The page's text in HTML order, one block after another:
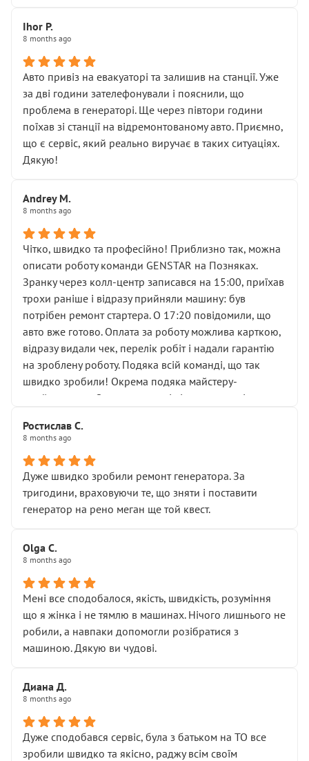
Далі ситуація тільки погіршилась:
• сказали, що тепер “потрібно знімати колеса”
• що біля авто стояти вже не можна
• почали озвучувати купу додаткових робіт без
чіткого пояснення
( ну все зняли та доробили) дякую!
Окремий момент, який виглядає абсурдно:
мені заявили, що бачок гальмівної рідини потрібно
міняти разом із головним гальмівним циліндром у
Для людини, яка хоча б трохи розуміється на техніці,
це звучить як мінімум непрофесійно, а як максимум —
спроба продати дорогий вузол замість елементарних
ущільнювачів.
Що прикро — це не перший мій візит. Раніше міняв у
вас стартер, і тоді сервіс наче справив хороше
враження. Але згодом знайшов декілька гайок під
лобовим склом. Мені пояснили, що це “старі гайки, які
відкручували”, і попросили не хвилюватися. ( надіюсь
новий власник, не застяг в полі))
Але після нинішнього візиту такі дрібниці вже не
здаються дрібницями.
Я — клієнт, який працює на довірі, і саме її цей сервіс
Хотілося б більше:
• належної уваги до авто
• прозорості в роботах і рахунках
• реальної діагностики, а не формального
“подивились і поїхав”
На жаль, складається враження, що сервіс працює не
Стосовно комунікації - все добре
Ihor P.
8 months ago
Авто привіз на евакуаторі та залишив на станції. Уже
за дві години зателефонували і пояснили, що
проблема в генераторі. Ще через півтори години
поїхав зі станції на відремонтованому авто. Приємно,
що є сервіс, який реально виручає в таких ситуаціях.
Дякую!
Andrey M.
8 months ago
Чітко, швидко та професійно! Приблизно так, можна
описати роботу команди GENSTAR на Позняках.
Зранку через колл-центр записався на 15:00, приїхав
трохи раніше і відразу прийняли машину: був
потрібен ремонт стартера. О 17:20 повідомили, що
авто вже готово. Оплата за роботу можлива карткою,
відразу видали чек, перелік робіт і надали гарантію
на зроблену роботу. Подяка всій команді, що так
швидко зробили! Окрема подяка майстеру-
приймальнику Олександру: всі чітко та по суті.
звертатися до цього автосервісу.
Ростислав С.
8 months ago
Дуже швидко зробили ремонт генератора. За
тригодини, враховуючи те, що зняти і поставити
генератор на рено меган ще той квест.
Olga С.
8 months ago
Мені все сподобалося, якість, швидкість, розуміння
що я жінка і не тямлю в машинах. Нічого лишнього не
робили, а навпаки допомогли розібратися з
машиною. Дякую ви чудові.
Диана Д.
8 months ago
Дуже сподобався сервіс, була з батьком на ТО все
зробили швидко та якісно, раджу всім своїм